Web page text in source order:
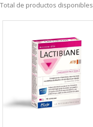
Total de productos disponibles